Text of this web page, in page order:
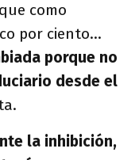
como
por ciento...
porque no
desde el
la inhibición,